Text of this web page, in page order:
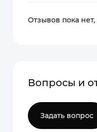
Отзывов пока
Вопросы и
Задать вопрос